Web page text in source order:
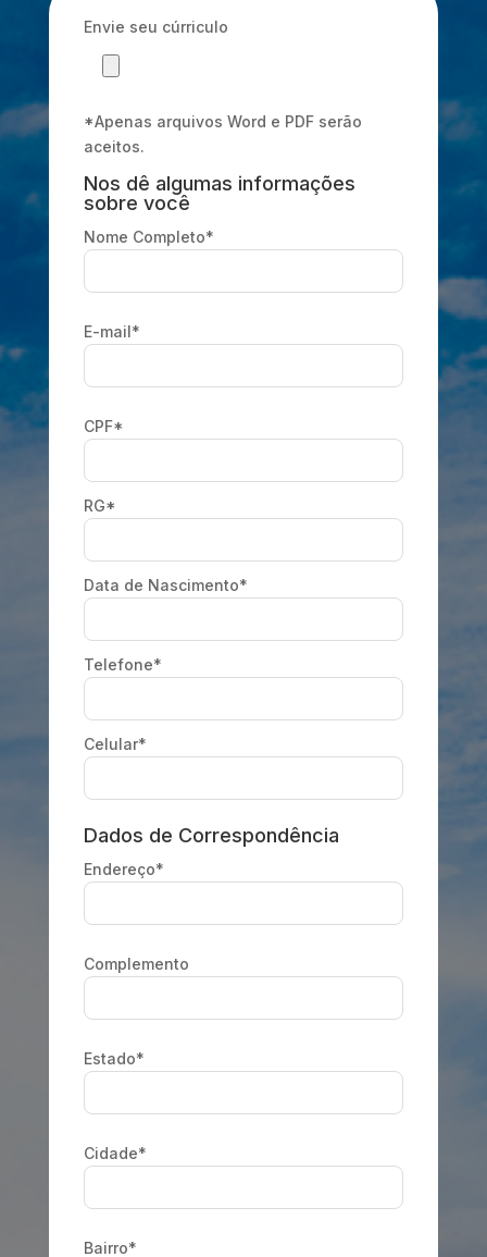
Envie seu cúrriculo
*Apenas arquivos Word e PDF serão
aceitos.
Nos dê algumas informações
sobre você
Nome Completo*
E-mail*
CPF*
RG*
Data de Nascimento*
Telefone*
Celular*
Dados de Correspondência
Endereço*
Complemento
Estado*
Cidade*
Bairro*